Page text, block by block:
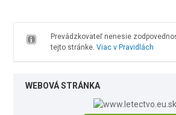
Prevádzkovateľ nenesie
tejto stránke. Viac v Pravidlách
WEBOVÁ STRÁNKA